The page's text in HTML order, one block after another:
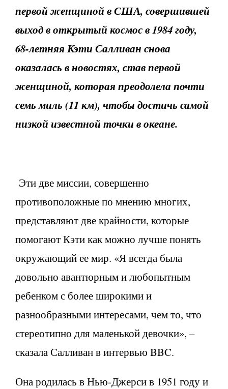
первой женщиной в США, совершившей
выход в открытый космос в 1984 году,
68-летняя Кэти Салливан снова
оказалась в новостях, став первой
женщиной, которая преодолела почти
семь миль (11 км), чтобы достичь самой
низкой известной точки в океане.
Эти две миссии, совершенно
противоположные по мнению многих,
представляют две крайности, которые
помогают Кэти как можно лучше понять
окружающий ее мир. «Я всегда была
довольно авантюрным и любопытным
ребенком с более широкими и
разнообразными интересами, чем то, что
стереотипно для маленькой девочки», –
сказала Салливан в интервью BBC.
Она родилась в Нью-Джерси в 1951 году и